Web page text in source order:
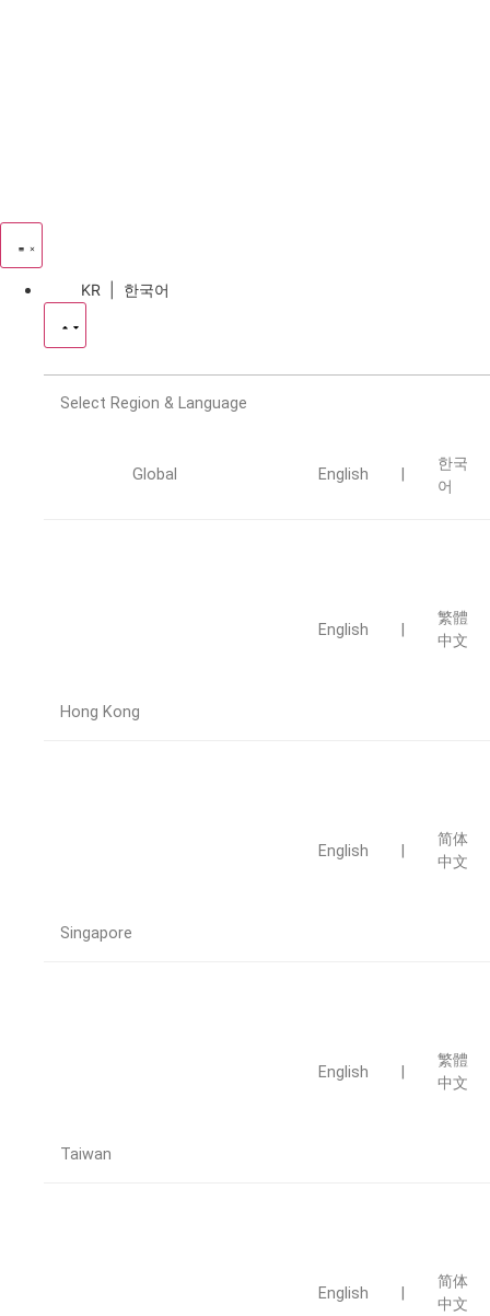
KR | 한국어
Select Region & Language
Global English
한국
어
Hong Kong
English
繁體
中文
Singapore
English
简体
中文
Taiwan
English
繁體
中文
English
简体
中文